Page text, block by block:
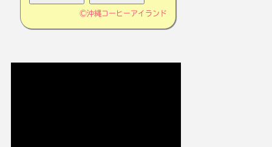
©沖縄コーヒーアイランド